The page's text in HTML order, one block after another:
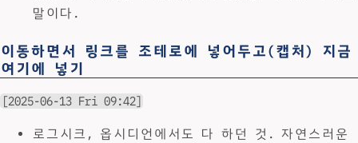
말이다.
이동하면서 링크를 조테로에 넣어두고(캡처) 지금
여기에 넣기
[2025-06-13 Fri 09:42]
로그시크, 옵시디언에서도 다 하던 것. 자연스러운